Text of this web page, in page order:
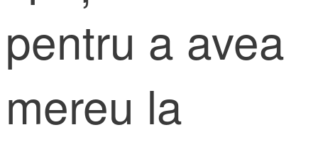
pentru a avea
mereu la